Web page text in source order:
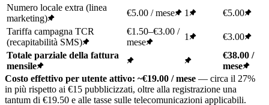
Numero locale extra (linea
marketing)
€5.00 / mese 1
€5.00
Tariffa campagna TCR
(recapitabilità SMS)
€1.50–€3.00 /
mese
1
€3.00
Totale parziale della fattura
mensile
€38.00 /
mese
Costo effettivo per utente attivo: ~€19.00 / mese — circa il 27%
in più rispetto ai €15 pubblicizzati, oltre alla registrazione una
tantum di €19.50 e alle tasse sulle telecomunicazioni applicabili.